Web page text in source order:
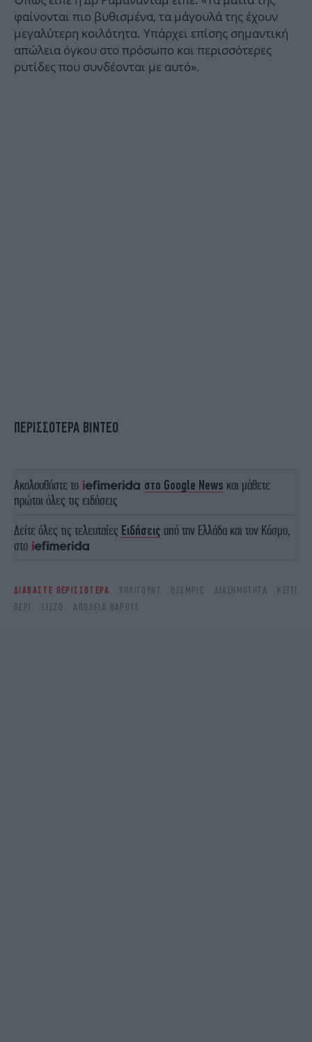
φαίνονται πιο βυθισμένα, τα μάγουλά της έχουν
μεγαλύτερη κοιλότητα. Υπάρχει επίσης σημαντική
απώλεια όγκου στο πρόσωπο και περισσότερες
ρυτίδες που συνδέονται με αυτό».
ΠΕΡΙΣΣΟΤΕΡΑ ΒΙΝΤΕΟ
Ακολουθήστε το στο Google News και μάθετε
πρώτοι όλες τις ειδήσεις
Δείτε όλες τις τελευταίες Ειδήσεις από την Ελλάδα και τον Κόσμο,
στο
ΔΙΑΒΑΣΤΕ ΠΕΡΙΣΣΟΤΕΡΑ ΧΌΛΙΓΟΥΝΤ OZEMPIC ΔΙΑΣΗΜΌΤΗΤΑ
ΚΈΙΤΙ
ΠΈΡΙ
LIZZO ΑΠΏΛΕΙΑ ΒΆΡΟΥΣ